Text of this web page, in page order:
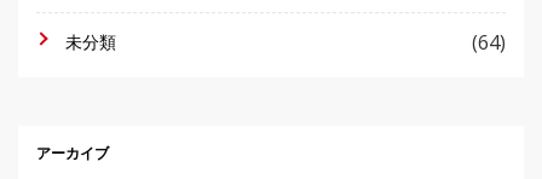
未分類 (64)
アーカイブ